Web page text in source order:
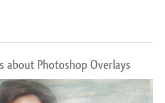
about Photoshop Overlays